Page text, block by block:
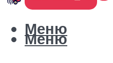
Меню
Меню